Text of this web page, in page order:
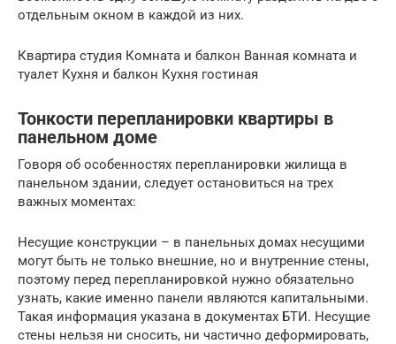
отдельным окном в каждой из них.
Квартира студия Комната и балкон Ванная комната и
туалет Кухня и балкон Кухня гостиная
Тонкости перепланировки квартиры в
панельном доме
Говоря об особенностях перепланировки жилища в
панельном здании, следует остановиться на трех
важных моментах:
Несущие конструкции – в панельных домах несущими
могут быть не только внешние, но и внутренние стены,
поэтому перед перепланировкой нужно обязательно
узнать, какие именно панели являются капитальными.
Такая информация указана в документах БТИ. Несущие
стены нельзя ни сносить, ни частично деформировать,